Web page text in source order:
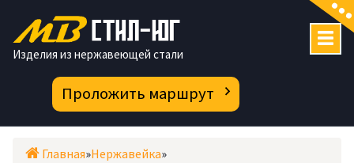
содержимому
Изделия из нержавеющей стали
Проложить маршрут
Главная»Нержавейка»